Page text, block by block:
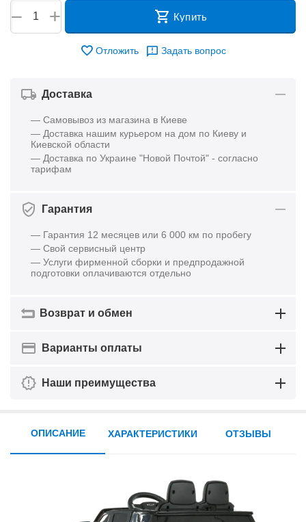
+
− Купить
Отложить Задать вопрос
Доставка
— Самовывоз из магазина в Киеве
— Доставка нашим курьером на дом по Киеву и
Киевской области
— Доставка по Украине "Новой Почтой" - согласно
тарифам
Гарантия
— Гарантия 12 месяцев или 6 000 км по пробегу
— Свой сервисный центр
— Услуги фирменной сборки и предпродажной
подготовки оплачиваются отдельно
Возврат и обмен
Варианты оплаты
Наши преимущества
ОПИСАНИЕ ХАРАКТЕРИСТИКИ ОТЗЫВЫ